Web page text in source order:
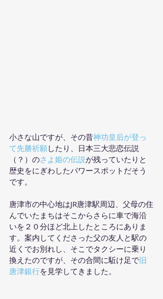
小さな山ですが、その昔神功皇后が登っ
て先勝祈願したり、日本三大悲恋伝説
（？）のさよ姫の伝説が残っていたりと
歴史をにぎわしたパワースポットだそう
です。
唐津市の中心地はJR唐津駅周辺、父母の住
んでいたまちはそこからさらに車で海沿
いを２０分ほど北上したところにありま
す。案内してくださった父の友人と駅の
近くでお別れし、そこでタクシーに乗り
換えたのですが、その合間に駈け足で旧
唐津銀行を見学してきました。